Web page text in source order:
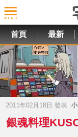
首頁 最新
2011年02月18日 發表 :
銀魂料理